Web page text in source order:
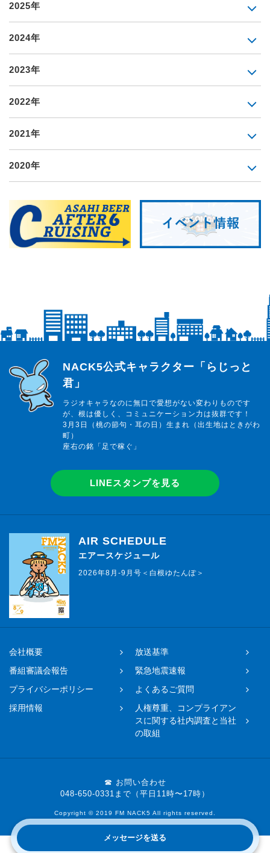
2025年
2024年
2023年
2022年
2021年
2020年
メッセージを送る
らじっと君
NACK5公式キャラクター「らじっと
君」
ラジオキャラなのに無口で愛想がない変わりものです
が、根は優しく、コミュニケーション力は抜群です！
3月3日（桃の節句・耳の日）生まれ（出生地はときがわ
町）
座右の銘「足で稼ぐ」
LINEスタンプを見る
AIR SCHEDULE
エアースケジュール
2026年8月-9月号＜白根ゆたんぽ＞
会社概要
放送基準
番組審議会報告
緊急地震速報
プライバシーポリシー
よくあるご質問
採用情報
人権尊重、コンプライアン
スに関する社内調査と当社
の取組
☎ お問い合わせ
048-650-0331まで（平日11時〜17時）
Copyright © 2019 FM NACK5 All rights reserved.